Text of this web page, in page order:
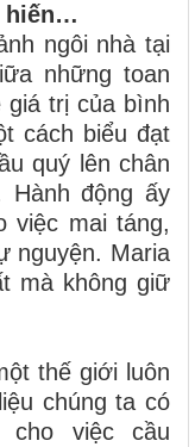
hiến…
ngôi nhà tại
những toan
trị của bình
cách biểu đạt
quý lên chân
Hành động ấy
việc mai táng,
nguyện. Maria
mà không giữ
thế giới luôn
chúng ta có
việc cầu